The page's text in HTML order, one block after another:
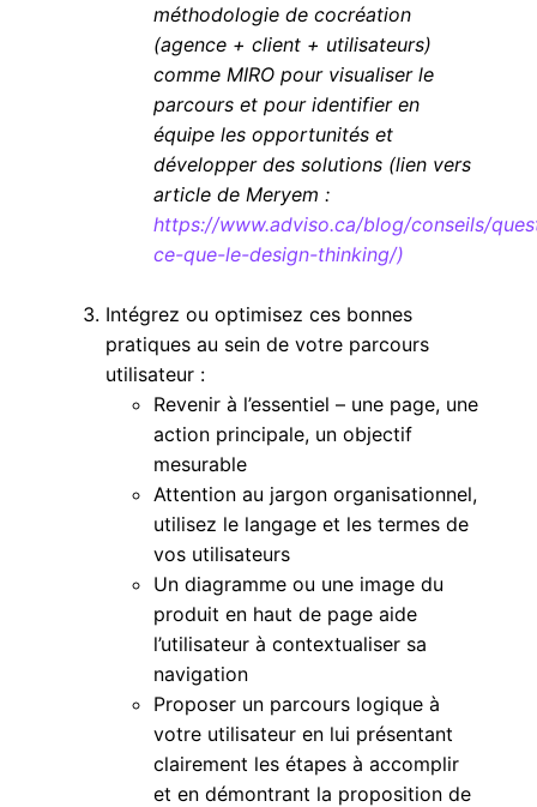
méthodologie de cocréation
(agence + client + utilisateurs)
comme MIRO pour visualiser le
parcours et pour identifier en
équipe les opportunités et
développer des solutions (lien vers
article de Meryem :
https://www.adviso.ca/blog/conseils/
ce-que-le-design-thinking/)
Intégrez ou optimisez ces bonnes
pratiques au sein de votre parcours
utilisateur :
Revenir à l’essentiel – une page, une
action principale, un objectif
mesurable
Attention au jargon organisationnel,
utilisez le langage et les termes de
vos utilisateurs
Un diagramme ou une image du
produit en haut de page aide
l’utilisateur à contextualiser sa
navigation
Proposer un parcours logique à
votre utilisateur en lui présentant
clairement les étapes à accomplir
et en démontrant la proposition de